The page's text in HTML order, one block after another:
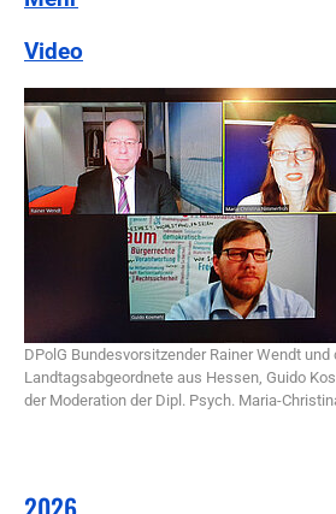
Video
DPolG Bundesvorsitzender Rainer Wendt und
Landtagsabgeordnete aus Hessen, Guido
der Moderation der Dipl. Psych. Maria-